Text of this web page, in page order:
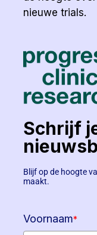
nieuwe trials.
Schrijf
Blijf op de hoogte
maakt.
Voornaam*